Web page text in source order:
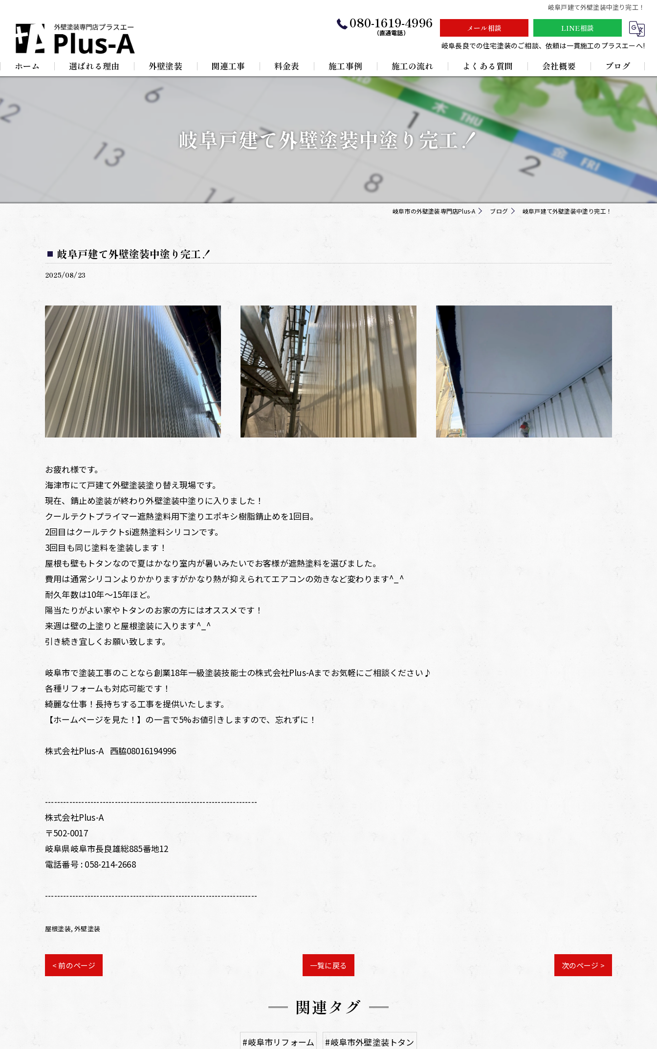
岐阜戸建て外壁塗装中塗り完工！
080-1619-4996
（直通電話） メール相談
LINE相談
岐阜長良での住宅塗装のご相談、依頼は一貫施工のプラスエーへ!
ホーム 選ばれる理由 外壁塗装
屋根塗装
関連工事
屋根リフォーム
料金表 施工事例 施工の流れ よくある質問 会社概要
採用情報
ブログ
岐阜戸建て外壁塗装中塗り完工！
岐阜市の外壁塗装専門店Plus-A ブログ 岐阜戸建て外壁塗装中塗り完工！
岐阜戸建て外壁塗装中塗り完工！
2025/08/23
お疲れ様です。
海津市にて戸建て外壁塗装塗り替え現場です。
現在、錆止め塗装が終わり外壁塗装中塗りに入りました！
クールテクトプライマー遮熱塗料用下塗りエポキシ樹脂錆止めを1回目。
2回目はクールテクトsi遮熱塗料シリコンです。
3回目も同じ塗料を塗装します！
屋根も壁もトタンなので夏はかなり室内が暑いみたいでお客様が遮熱塗料を選びました。
費用は通常シリコンよりかかりますがかなり熱が抑えられてエアコンの効きなど変わります^_^
耐久年数は10年〜15年ほど。
陽当たりがよい家やトタンのお家の方にはオススメです！
来週は壁の上塗りと屋根塗装に入ります^_^
引き続き宜しくお願い致します。
岐阜市で塗装工事のことなら創業18年一級塗装技能士の株式会社Plus-Aまでお気軽にご相談ください♪
各種リフォームも対応可能です！
綺麗な仕事！長持ちする工事を提供いたします。
【ホームページを見た！】の一言で5%お値引きしますので、忘れずに！
株式会社Plus-A 西脇08016194996
----------------------------------------------------------------------
株式会社Plus-A
〒502-0017
岐阜県岐阜市長良雄総885番地12
電話番号 : 058-214-2668
----------------------------------------------------------------------
屋根塗装 外壁塗装
< 前のページ 一覧に戻る 次のページ >
関連タグ
#岐阜市リフォーム #岐阜市外壁塗装トタン